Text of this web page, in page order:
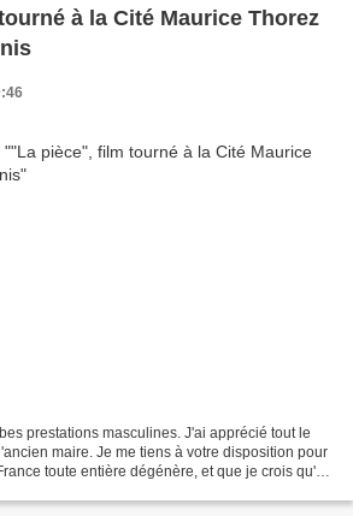
à la Cité Maurice Thorez
prestations masculines. J'ai apprécié tout le
maire. Je me tiens à votre disposition pour
toute entière dégénère, et que je crois qu'un